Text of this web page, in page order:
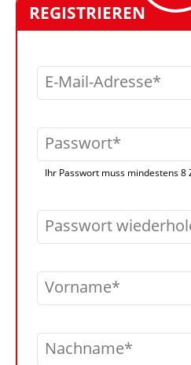
REGISTRIEREN
E-Mail-Adresse
Passwort
Ihr Passwort muss mindestens 8
Passwort
Vorname
Nachname